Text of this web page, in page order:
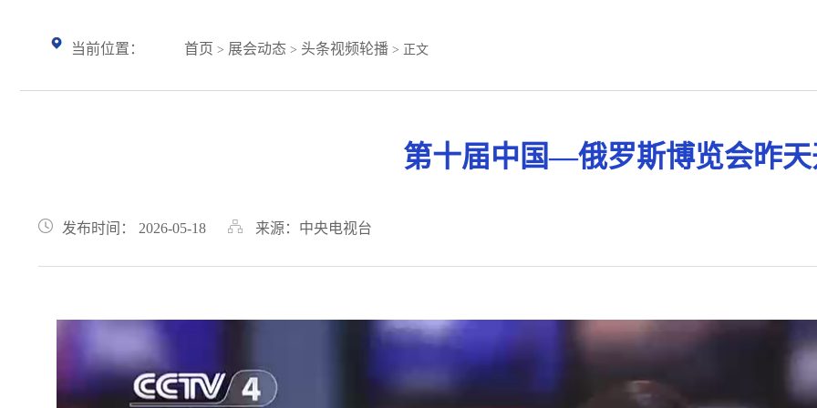
当前位置： 首页 > 展会动态 > 头条视频轮播> 正文
第十届中国—俄罗斯博览会昨
发布时间： 2026-05-18 来源：中央电视台